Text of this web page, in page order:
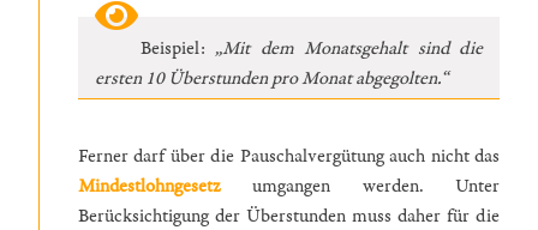
Beispiel: „Mit dem Monatsgehalt sind die
ersten 10 Überstunden pro Monat abgegolten.“
Ferner darf über die Pauschalvergütung auch nicht das
Mindestlohngesetz umgangen werden. Unter
Berücksichtigung der Überstunden muss daher für die